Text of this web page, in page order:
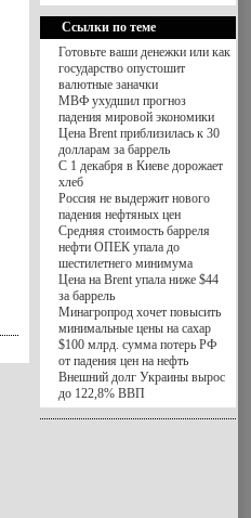
Ссылки по теме
Готовьте ваши денежки или как
государство опуcтошит
валютные заначки
МВФ ухудшил прогноз
падения мировой экономики
Цена Brent приблизилась к 30
долларам за баррель
С 1 декабря в Киеве дорожает
хлеб
Россия не выдержит нового
падения нефтяных цен
Средняя стоимость барреля
нефти ОПЕК упала до
шестилетнего минимума
Цена на Brent упала ниже $44
за баррель
Минагропрод хочет повысить
минимальные цены на сахар
$100 млрд. сумма потерь РФ
от падения цен на нефть
Внешний долг Украины вырос
до 122,8% ВВП